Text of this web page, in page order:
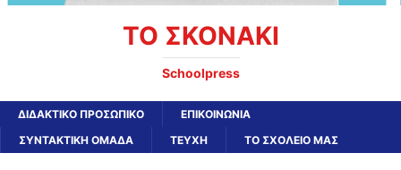
ΤΟ ΣΚΟΝΑΚΙ
Schoolpress
ΔΙΔΑΚΤΙΚΟ ΠΡΟΣΩΠΙΚΟ
ΕΠΙΚΟΙΝΩΝΙΑ
ΣΥΝΤΑΚΤΙΚΗ ΟΜΑΔΑ
ΤΕΥΧΗ ΤΟ ΣΧΟΛΕΙΟ ΜΑΣ